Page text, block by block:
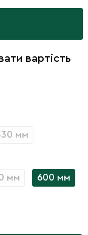
вартість
мм
мм 600 мм